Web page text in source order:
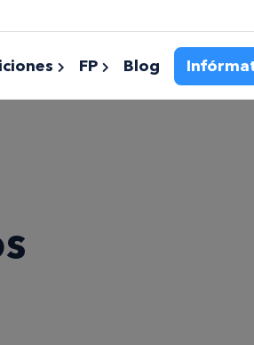
FP Blog